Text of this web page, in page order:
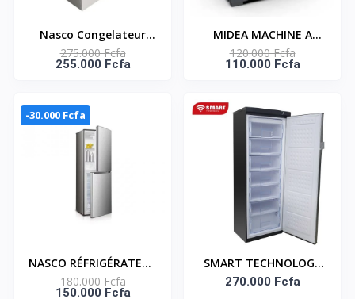
Nasco Congelateur
Horizontal - NAS-
550FL-DD-DS - Dark
Paniers - 450Lt Net -
220-240V
275.000 Fcfa
255.000 Fcfa
MIDEA MACHINE A
LAVER 10 KG TOP LOAD
- TWIN TUB-
120.000 Fcfa
110.000 Fcfa
-30.000 Fcfa
NASCO RÉFRIGÉRATEUR
COMBINÉ 229 LITRES –
180.000 Fcfa
150.000 Fcfa
SMART TECHNOLOGY
Congélateur Vertical 7
270.000 Fcfa